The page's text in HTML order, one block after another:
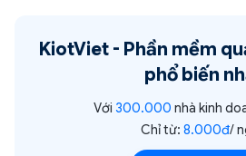
KiotViet - Phần mềm
phổ biến
Với 300.000 nhà kinh
Chỉ từ: 8.000đ/